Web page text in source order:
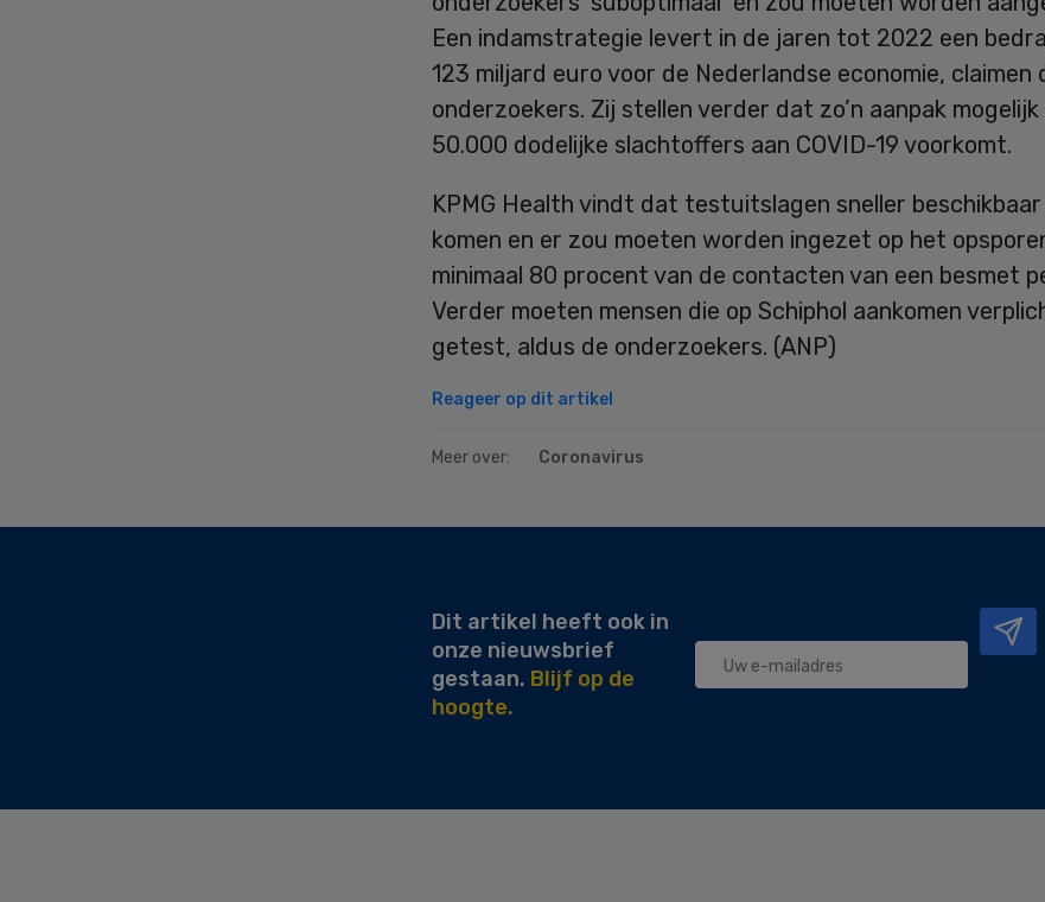
Een indamstrategie levert in de jaren tot 2022 een
123 miljard euro voor de Nederlandse economie, claimen
onderzoekers. Zij stellen verder dat zo’n aanpak mogelijk
50.000 dodelijke slachtoffers aan COVID-19 voorkomt.
KPMG Health vindt dat testuitslagen sneller
komen en er zou moeten worden ingezet op het
minimaal 80 procent van de contacten van een besmet
Verder moeten mensen die op Schiphol aankomen
getest, aldus de onderzoekers. (ANP)
Reageer op dit artikel
Meer over: Coronavirus
Dit artikel heeft ook in
onze nieuwsbrief
gestaan. Blijf op de
hoogte.